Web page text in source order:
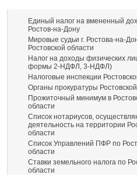
Единый налог на вмененный
Ростов-на-Дону
Мировые судьи г. Ростова-на-
Ростовской области
Налог на доходы физических
формы 2-НДФЛ, 3-НДФЛ)
Налоговые инспекции
Органы прокуратуры
Прожиточный минимум в
области
Список нотариусов,
деятельность на территории
области
Список Управлений ПФР по
области
Ставки земельного налога по
области